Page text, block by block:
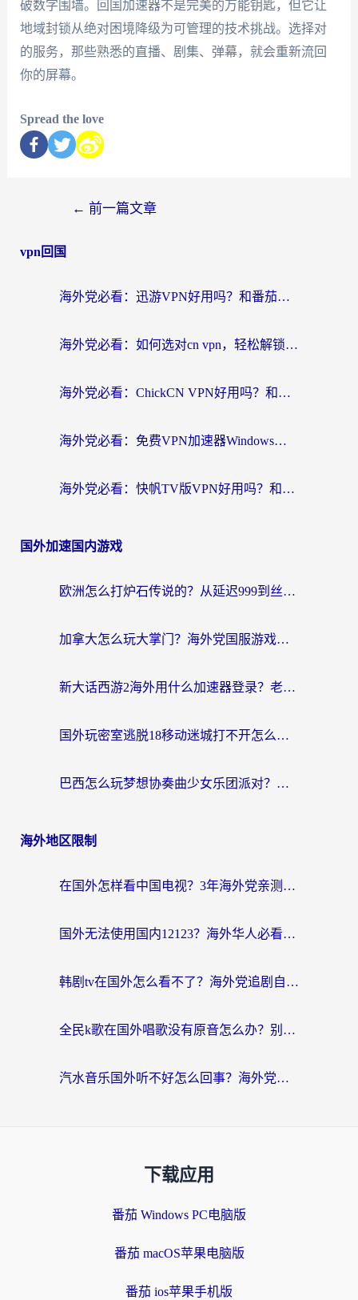
破数字围墙。回国加速器不是完美的万能钥匙，但它让
地域封锁从绝对困境降级为可管理的技术挑战。选择对
的服务，那些熟悉的直播、剧集、弹幕，就会重新流回
你的屏幕。
Spread the love
← 前一篇文章
vpn回国
海外党必看：迅游VPN好用吗？和番茄加速器VPN对比哪个回国效果更好？
海外党必看：如何选对cn vpn，轻松解锁国内影音游戏？
海外党必看：ChickCN VPN好用吗？和星河VPN对比哪个回国效果更好？附真实体验+避坑指南
海外党必看：免费VPN加速器Windows版怎么选？附真实测评与无缝访问国内资源指南
海外党必看：快帆TV版VPN好用吗？和hi龟龟VPN对比哪个回国效果更好？附免费加速器选择指南
国外加速国内游戏
欧洲怎么打炉石传说的？从延迟999到丝滑上分，我找到了靠谱加速器
加拿大怎么玩大掌门？海外党国服游戏加速避坑指南（附实用工具推荐）
新大话西游2海外用什么加速器登录？老玩家亲测有效的国服游戏加速指南
国外玩密室逃脱18移动迷城打不开怎么办？海外玩家亲测有效的解决指南
巴西怎么玩梦想协奏曲少女乐团派对？海外党必看的国服游戏加速全攻略（附波兰天涯明月刀实用技巧）
海外地区限制
在国外怎样看中国电视？3年海外党亲测有效的追剧加速器指南
国外无法使用国内12123？海外华人必看：选对回国加速器，解决迪拜语音+12123访问难题
韩剧tv在国外怎么看不了？海外党追剧自由的终极解决方案来了
全民k歌在国外唱歌没有原音怎么办？别让地域限制毁了你的麦霸时刻
汽水音乐国外听不好怎么回事？海外党亲测有效的回国加速方案来了
下载应用
番茄 Windows PC电脑版
番茄 macOS苹果电脑版
番茄 ios苹果手机版